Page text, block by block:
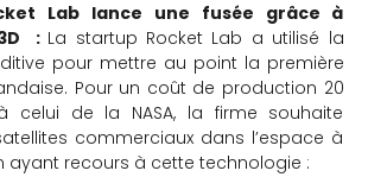
Lab lance une fusée grâce à
: La startup Rocket Lab a utilisé la
pour mettre au point la première
Pour un coût de production 20
celui de la NASA, la firme souhaite
commerciaux dans l’espace à
ayant recours à cette technologie :